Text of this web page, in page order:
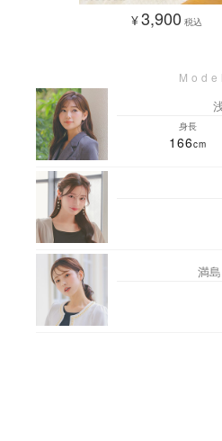
¥3,900 税込
身長
166
満